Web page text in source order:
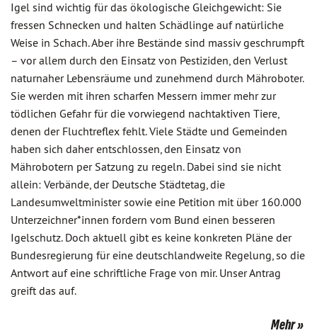
Igel sind wichtig für das ökologische Gleichgewicht: Sie
fressen Schnecken und halten Schädlinge auf natürliche
Weise in Schach. Aber ihre Bestände sind massiv geschrumpft
– vor allem durch den Einsatz von Pestiziden, den Verlust
naturnaher Lebensräume und zunehmend durch Mähroboter.
Sie werden mit ihren scharfen Messern immer mehr zur
tödlichen Gefahr für die vorwiegend nachtaktiven Tiere,
denen der Fluchtreflex fehlt. Viele Städte und Gemeinden
haben sich daher entschlossen, den Einsatz von
Mährobotern per Satzung zu regeln. Dabei sind sie nicht
allein: Verbände, der Deutsche Städtetag, die
Landesumweltminister sowie eine Petition mit über 160.000
Unterzeichner*innen fordern vom Bund einen besseren
Igelschutz. Doch aktuell gibt es keine konkreten Pläne der
Bundesregierung für eine deutschlandweite Regelung, so die
Antwort auf eine schriftliche Frage von mir. Unser Antrag
greift das auf.
Mehr